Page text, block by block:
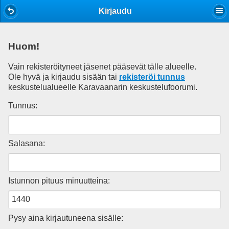
Kirjaudu
Huom!
Vain rekisteröityneet jäsenet pääsevät tälle alueelle.
Ole hyvä ja kirjaudu sisään tai rekisteröi tunnus
keskustelualueelle Karavaanarin keskustelufoorumi.
Tunnus:
Salasana:
Istunnon pituus minuutteina:
Pysy aina kirjautuneena sisälle: